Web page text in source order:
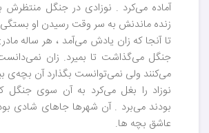
آماده می‌کرد . نوزادی در جنگل منتظرش
زنده ماندنش به سر وقت رسیدن او
تا آنجا که زان یادش می‌آمد ، هر ساله
جنگل می‌گذاشت تا بمیرد. زان نمی‌دانست
می‌کنند ولی نمی‌توانست بگذارد آن بچه‌ی
نوزاد را بغل می‌کرد به آن سوی جنگل
بودند می‌برد . آن شهرها جاهای شادی
عاشق بچه ها.